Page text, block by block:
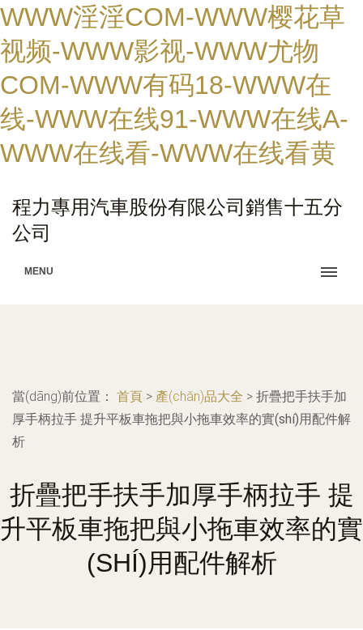
WWW淫淫COM-WWW樱花草
视频-WWW影视-WWW尤物
COM-WWW有码18-WWW在
线-WWW在线91-WWW在线A-
WWW在线看-WWW在线看黄
程力專用汽車股份有限公司銷售十五分
公司
MENU
當(dāng)前位置： 首頁 > 產(chǎn)品大全 > 折疊把手扶手加
厚手柄拉手 提升平板車拖把與小拖車效率的實(shí)用配件解
析
折疊把手扶手加厚手柄拉手 提
升平板車拖把與小拖車效率的實
(SHÍ)用配件解析